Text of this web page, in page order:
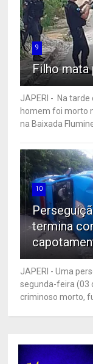
9
Filho mata
JAPERI - Na
homem foi morto
na Baixada
10
termina
JAPERI - Uma
segunda-feira (03
criminoso morto,